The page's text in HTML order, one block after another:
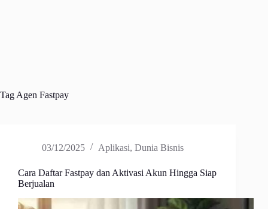
Tag Agen Fastpay
03/12/2025 Aplikasi, Dunia Bisnis
Cara Daftar Fastpay dan Aktivasi Akun Hingga Siap
Berjualan